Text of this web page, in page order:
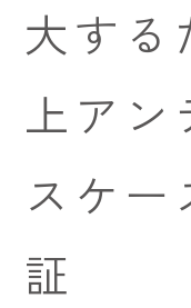
大する
上アン
スケー
証